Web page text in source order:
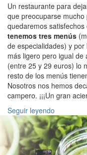
Un restaurante para
que preocuparse
quedaremos
tenemos tres menús
de especialidades) y
más ligero pero igual de
(entre 25 y 29 euros) lo
resto de los menús
Nosotros nos hemos
campero. ¡¡¡Un gran
Seguir leyendo